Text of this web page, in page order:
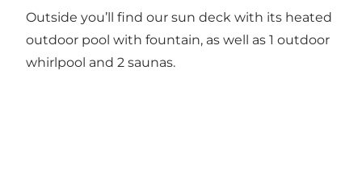
Outside you’ll find our sun deck with its heated
outdoor pool with fountain, as well as 1 outdoor
whirlpool and 2 saunas.